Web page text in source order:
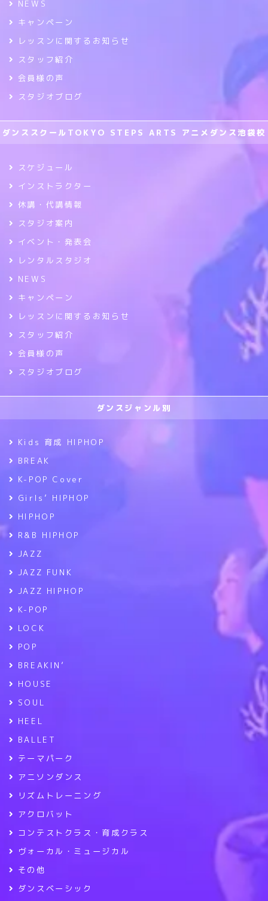
NEWS
キャンペーン
レッスンに関するお知らせ
スタッフ紹介
会員様の声
スタジオブログ
ダンススクールTOKYO STEPS ARTS アニメダンス池袋校
スケジュール
インストラクター
休講・代講情報
スタジオ案内
イベント・発表会
レンタルスタジオ
NEWS
キャンペーン
レッスンに関するお知らせ
スタッフ紹介
会員様の声
スタジオブログ
ダンスジャンル別
Kids 育成 HIPHOP
BREAK
K-POP Cover
Girls’ HIPHOP
HIPHOP
R&B HIPHOP
JAZZ
JAZZ FUNK
JAZZ HIPHOP
K-POP
LOCK
POP
BREAKIN’
HOUSE
SOUL
HEEL
BALLET
テーマパーク
アニソンダンス
リズムトレーニング
アクロバット
コンテストクラス・育成クラス
ヴォーカル・ミュージカル
その他
ダンスベーシック